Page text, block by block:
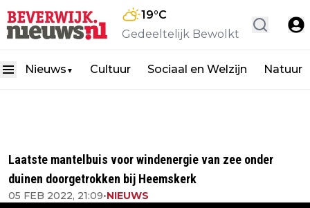
19°C
Gedeeltelijk Bewolkt
Nieuws ▼ Cultuur Sociaal en Welzijn Natuur
Laatste mantelbuis voor windenergie van zee onder
duinen doorgetrokken bij Heemskerk
05 FEB 2022, 21:09•NIEUWS